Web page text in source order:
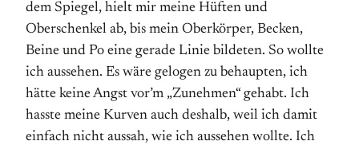
dem Spiegel, hielt mir meine Hüften und
Oberschenkel ab, bis mein Oberkörper, Becken,
Beine und Po eine gerade Linie bildeten. So wollte
ich aussehen. Es wäre gelogen zu behaupten, ich
hätte keine Angst vor’m „Zunehmen“ gehabt. Ich
hasste meine Kurven auch deshalb, weil ich damit
einfach nicht aussah, wie ich aussehen wollte. Ich